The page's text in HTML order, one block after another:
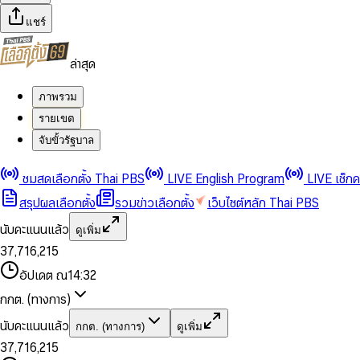
แชร์
ล่าสุด
ภาพรวม
รายเขต
จับขั้วรัฐบาล
ชมสดเลือกตั้ง Thai PBS LIVE English Program
LIVE เช็ก
สรุปผลเลือกตั้ง
รวมข่าวเลือกตั้ง
เว็บไซต์หลัก Thai PBS
นับคะแนนแล้ว
ดูเพิ่ม
0
1
2
3
4
5
6
8
9
2
3
4
5
6
7
8
9
,
0
2
4
6
7
8
9
0
1
2
3
4
5
6
7
8
1
3
5
6
7
8
9
,
1
2
4
5
7
8
9
0
1
3
4
6
7
8
0
2
3
4
5
7
8
อัปเดต ณ14:32
กกต. (ทางการ)
นับคะแนนแล้ว
กกต. (ทางการ) ดูเพิ่ม
0
1
2
3
0
1
2
4
5
6
7,
0
1
2
4
6
7
0
1
0
1
3
5
6,
1
2
0
1
0
2
3
4
5